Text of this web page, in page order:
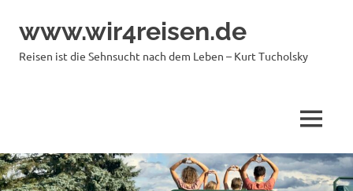
Inhaltwww.wir4reisen.de
Reisen ist die Sehnsucht nach dem Leben – Kurt Tucholsky
MENÜ